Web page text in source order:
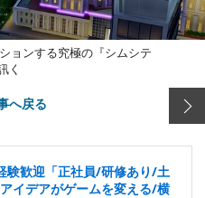
ョンする究極の『シムシテ
く
へ戻る
験歓迎「正社員/研修あり/土
イデアがゲームを変える/横